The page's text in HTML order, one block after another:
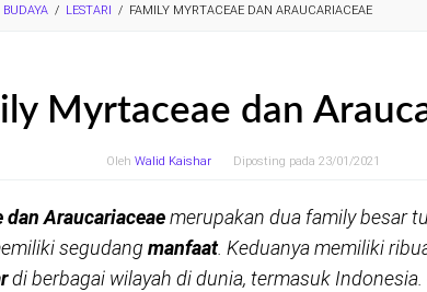
BUDAYA / LESTARI / FAMILY MYRTACEAE DAN ARAUCARIACEAE
Myrtaceae dan
Oleh Walid Kaishar Diposting pada 23/01/2021
dan Araucariaceaemerupakan dua family besar
segudang manfaat. Keduanya memiliki
di berbagai wilayah di dunia, termasuk Indonesia.